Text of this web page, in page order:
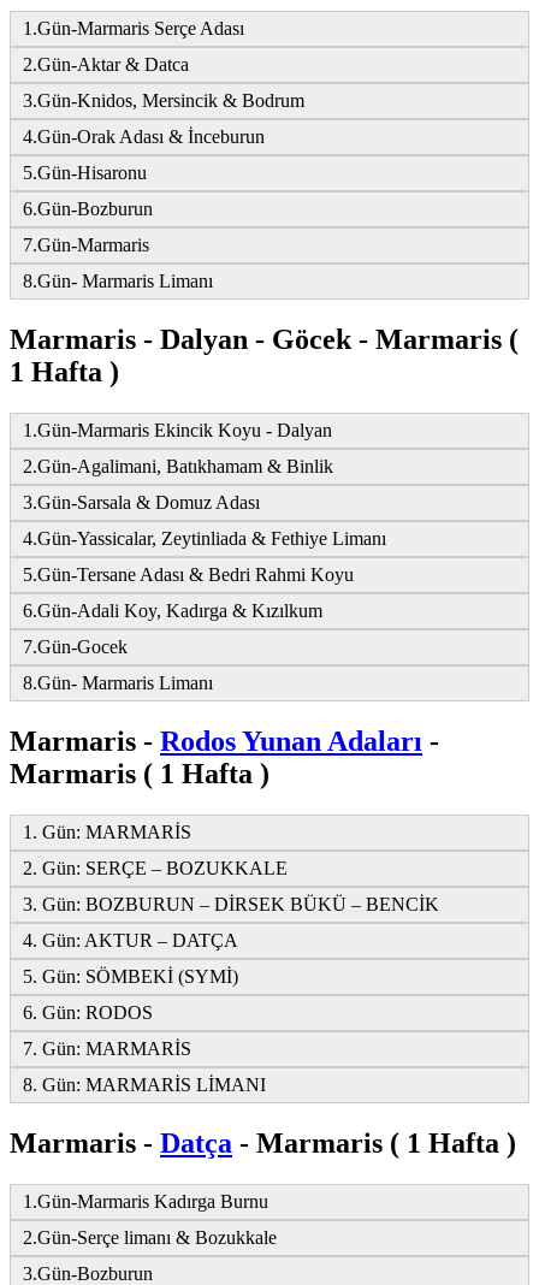
1.Gün-Marmaris Serçe Adası
2.Gün-Aktar & Datca
3.Gün-Knidos, Mersincik & Bodrum
4.Gün-Orak Adası & İnceburun
5.Gün-Hisaronu
6.Gün-Bozburun
7.Gün-Marmaris
8.Gün- Marmaris Limanı
Marmaris - Dalyan - Göcek - Marmaris (
1 Hafta )
1.Gün-Marmaris Ekincik Koyu - Dalyan
2.Gün-Agalimani, Batıkhamam & Binlik
3.Gün-Sarsala & Domuz Adası
4.Gün-Yassicalar, Zeytinliada & Fethiye Limanı
5.Gün-Tersane Adası & Bedri Rahmi Koyu
6.Gün-Adali Koy, Kadırga & Kızılkum
7.Gün-Gocek
8.Gün- Marmaris Limanı
Marmaris - Rodos Yunan Adaları -
Marmaris ( 1 Hafta )
1. Gün: MARMARİS
2. Gün: SERÇE – BOZUKKALE
3. Gün: BOZBURUN – DİRSEK BÜKÜ – BENCİK
4. Gün: AKTUR – DATÇA
5. Gün: SÖMBEKİ (SYMİ)
6. Gün: RODOS
7. Gün: MARMARİS
8. Gün: MARMARİS LİMANI
Marmaris - Datça - Marmaris ( 1 Hafta )
1.Gün-Marmaris Kadırga Burnu
2.Gün-Serçe limanı & Bozukkale
3.Gün-Bozburun